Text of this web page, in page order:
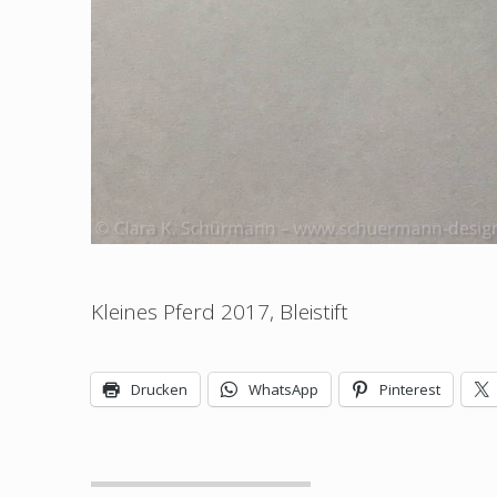
Kleines Pferd 2017, Bleistift
Drucken WhatsApp Pinterest